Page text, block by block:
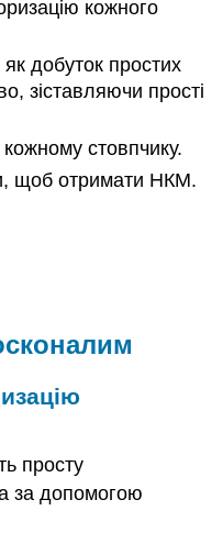
кожного
добуток простих
зіставляючи прості
стовпчику.
щоб отримати НКМ.
просту
за допомогою